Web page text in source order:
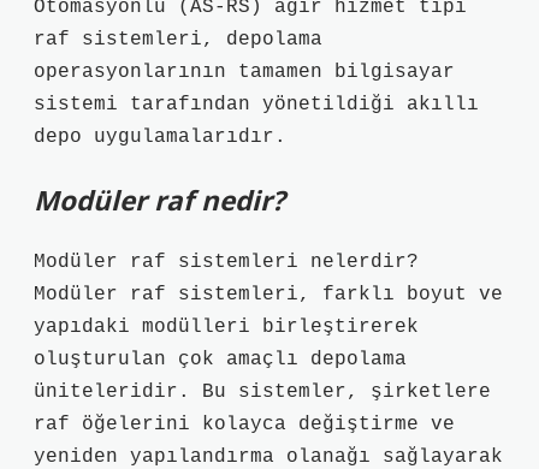
Otomasyonlu (AS-RS) ağır hizmet tipi
raf sistemleri, depolama
operasyonlarının tamamen bilgisayar
sistemi tarafından yönetildiği akıllı
depo uygulamalarıdır.
Modüler raf nedir?
Modüler raf sistemleri nelerdir?
Modüler raf sistemleri, farklı boyut ve
yapıdaki modülleri birleştirerek
oluşturulan çok amaçlı depolama
üniteleridir. Bu sistemler, şirketlere
raf öğelerini kolayca değiştirme ve
yeniden yapılandırma olanağı sağlayarak